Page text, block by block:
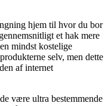
hjem til hvor du bor
et hak mere
mindst kostelige
selv, men dette
af internet
være ultra bestemmende